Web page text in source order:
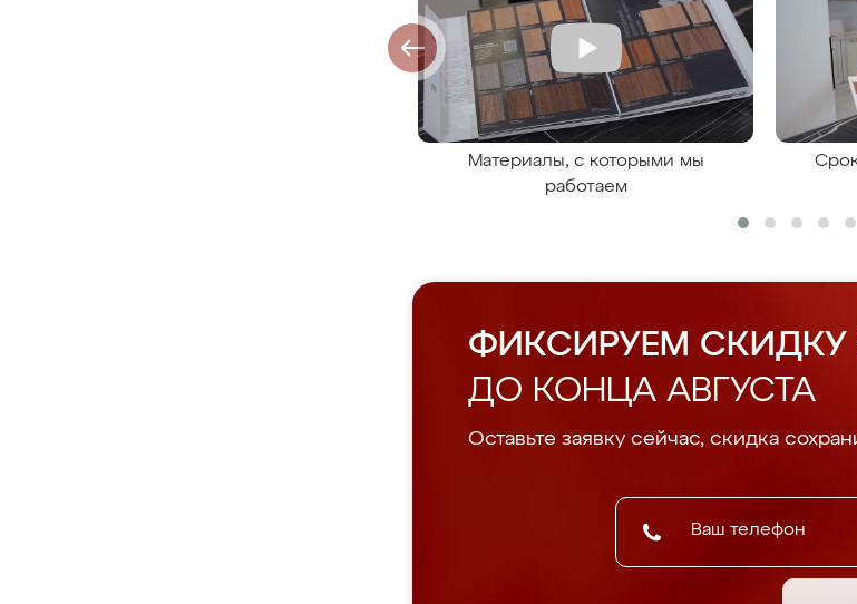
Материалы, с которыми мы
работаем
ФИКСИРУЕМ СКИДКУ
ДО КОНЦА АВГУСТА
Оставьте заявку сейчас, скидка